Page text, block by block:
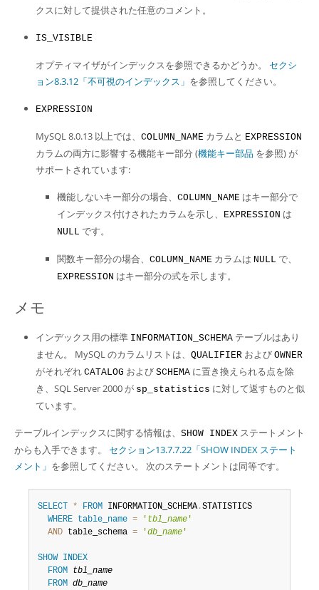
クスに対して提供された任意のコメント。
IS_VISIBLE
オプティマイザがインデックスを参照できるかどうか。 セクシ
ョン8.3.12「不可視のインデックス」 を参照してください。
EXPRESSION
MySQL 8.0.13 以上では、 COLUMN_NAME カラムと EXPRESSION
カラムの両方に影響する機能キー部分 (機能キー部品 を参照) が
サポートされています:
機能しないキー部分の場合、 COLUMN_NAME はキー部分で
インデックス付けされたカラムを示し、
EXPRESSION は
NULL です。
関数キー部分の場合、 COLUMN_NAME カラムは NULL で、
EXPRESSION はキー部分の式を示します。
メモ
インデックス用の標準 INFORMATION_SCHEMA テーブルはあり
ません。 MySQL のカラムリストは、 QUALIFIER および OWNER
がそれぞれ CATALOG および SCHEMA に置き換えられる点を除
き、SQL Server 2000 が sp_statistics に対して返すものと似
ています。
テーブルインデックスに関する情報は、 SHOW INDEX ステートメント
からも入手できます。 セクション13.7.7.22「SHOW INDEX ステート
メント」 を参照してください。 次のステートメントは同等です。
SELECT * FROM INFORMATION_SCHEMA .STATISTICS
WHERE table_name = ' tbl_name '
AND table_schema = 'db_name '
SHOW INDEX
FROM tbl_name
FROM db_name